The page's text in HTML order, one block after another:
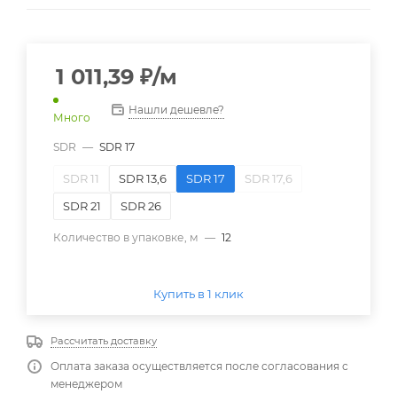
1 011,39 ₽/м
Много
Нашли дешевле?
SDR — SDR 17
SDR 11 SDR 13,6 SDR 17
SDR 17,6
SDR 21
SDR 26
Количество в упаковке, м — 12
Купить в 1 клик
Рассчитать доставку
Оплата заказа осуществляется после согласования с
менеджером